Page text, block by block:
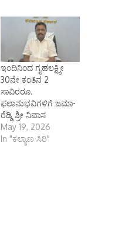
ಇಂದಿನಿಂದ ಗೃಹಲಕ್ಷ್ಮೀ
30ನೇ ಕಂತಿನ 2
ಸಾವಿರರೂ.
ಫಲಾನುಭವಿಗಳಿಗೆ ಜಮಾ-
ರೆಡ್ಡಿ ಶ್ರೀ ನಿವಾಸ
May 19, 2026
In "ಕಲ್ಯಾಣ ಸಿರಿ"